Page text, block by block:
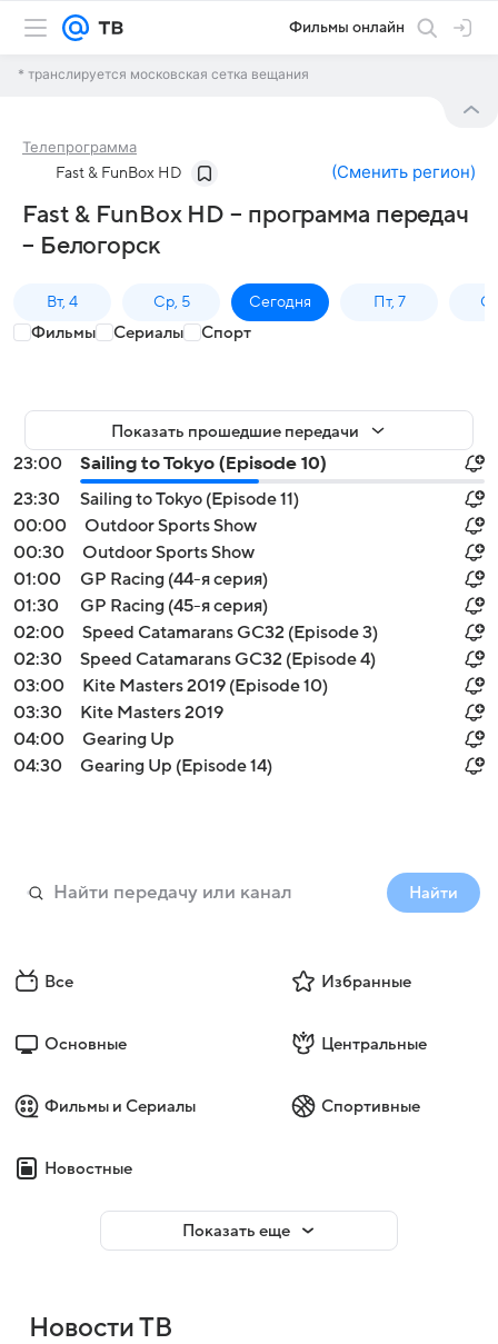
Фильмы онлайн
* транслируется московская сетка вещания
Телепрограмма
Fast & FunBox HD (Сменить регион)
Fast & FunBox HD – программа передач
– Белогорск
Вт, 4 Ср, 5 Сегодня Пт, 7
Фильмы Сериалы Спорт
Показать прошедшие передачи
23:00
Sailing to Tokyo (Episode 10)
23:30
Sailing to Tokyo (Episode 11)
00:00
Outdoor Sports Show
00:30
Outdoor Sports Show
01:00
GP Racing (44-я серия)
01:30
GP Racing (45-я серия)
02:00
Speed Catamarans GC32 (Episode 3)
02:30
Speed Catamarans GC32 (Episode 4)
03:00
Kite Masters 2019 (Episode 10)
03:30
Kite Masters 2019
04:00
Gearing Up
04:30
Gearing Up (Episode 14)
Найти
Все Избранные
Основные Центральные
Фильмы и Сериалы Спортивные
Новостные
Показать еще
Новости ТВ